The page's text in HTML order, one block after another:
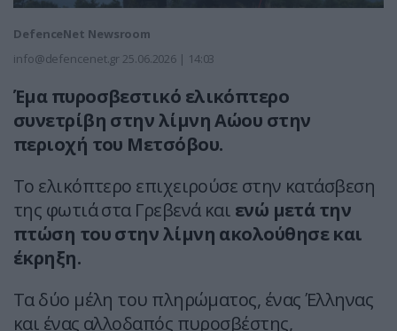
DefenceNet Newsroom
info@defencenet.gr 25.06.2026 | 14:03
Έμα πυροσβεστικό ελικόπτερο
συνετρίβη στην λίμνη Αώου στην
περιοχή του Μετσόβου.
Το ελικόπτερο επιχειρούσε στην κατάσβεση
της φωτιά στα Γρεβενά και ενώ μετά την
πτώση του στην λίμνη ακολούθησε και
έκρηξη.
Τα δύο μέλη του πληρώματος, ένας Έλληνας
και ένας αλλοδαπός πυροσβέστης,